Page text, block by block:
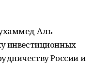
Аль
инвестиционных
России и